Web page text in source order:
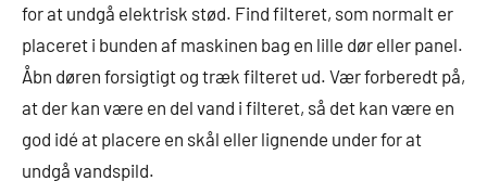
for at undgå elektrisk stød. Find filteret, som normalt er
placeret i bunden af ​​maskinen bag en lille dør eller panel.
Åbn døren forsigtigt og træk filteret ud. Vær forberedt på,
at der kan være en del vand i filteret, så det kan være en
god idé at placere en skål eller lignende under for at
undgå vandspild.